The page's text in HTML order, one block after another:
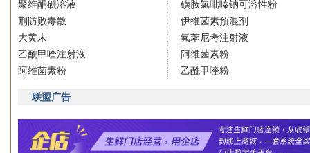
聚维酮碘溶液
荆防败毒散
大黄末
乙酰甲喹注射液
阿维菌素粉
磺胺氯吡嗪钠可溶性粉
伊维菌素预混剂
氟苯尼考注射液
阿维菌素粉
乙酰甲喹粉
联盟广告